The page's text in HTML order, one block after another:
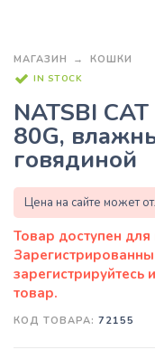
МАГАЗИН КОШКИ
IN STOCK
NATSBI
80G,
говядиной
Цена на сайте может
КОД ТОВАРА: 72155